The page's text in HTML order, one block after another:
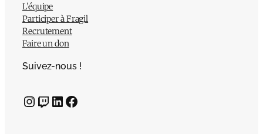
L’équipe
Participer à Fragil
Recrutement
Faire un don
Suivez-nous !
InstagramTwitch LinkedIn Facebook